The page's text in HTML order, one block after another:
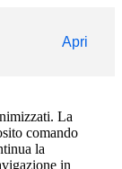
Apri
La
comando
la
in